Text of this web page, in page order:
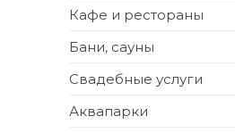
Кафе и рестораны
Бани, сауны
Свадебные услуги
Аквапарки